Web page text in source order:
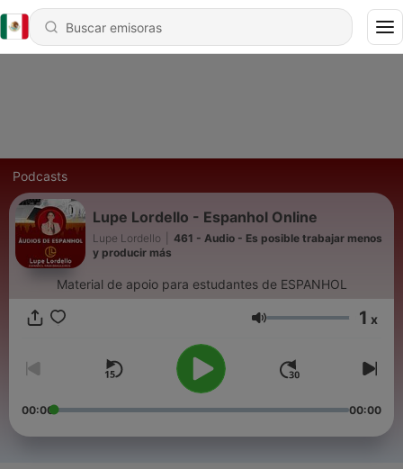
Podcasts
Lupe Lordello - Espanhol Online
Lupe Lordello
461 - Audio - Es posible trabajar menos
y producir más
Material de apoio para estudantes de ESPANHOL
Volumen 1 x
00:00 00:00